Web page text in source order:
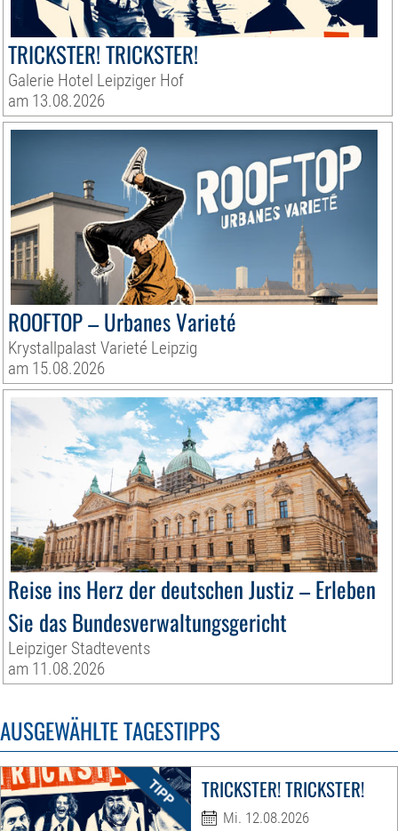
TRICKSTER! TRICKSTER!
Galerie Hotel Leipziger Hof
am 13.08.2026
ROOFTOP – Urbanes Varieté
Krystallpalast Varieté Leipzig
am 15.08.2026
Reise ins Herz der deutschen Justiz – Erleben
Sie das Bundesverwaltungsgericht
Leipziger Stadtevents
am 11.08.2026
AUSGEWÄHLTE TAGESTIPPS
TRICKSTER! TRICKSTER!
Mi. 12.08.2026